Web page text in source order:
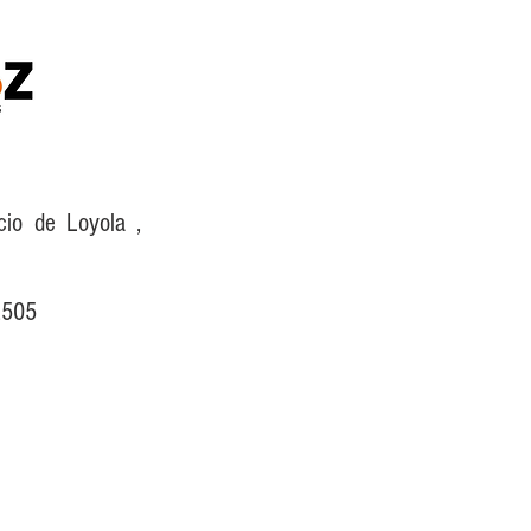
de Loyola ,